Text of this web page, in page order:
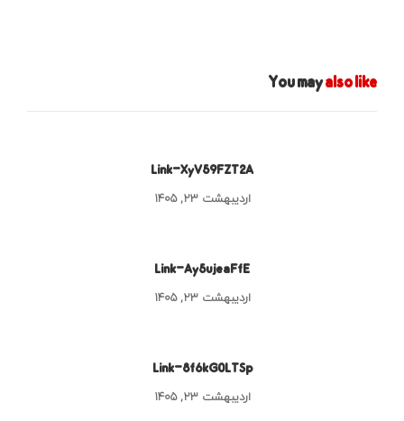
You mayalso like
Link-XyV59FZT2A
اردیبهشت ۲۳, ۱۴۰۵
Link-Ay5ujeaFfE
اردیبهشت ۲۳, ۱۴۰۵
Link-8f6kG0LTSp
اردیبهشت ۲۳, ۱۴۰۵